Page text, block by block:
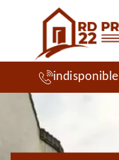
indisponible